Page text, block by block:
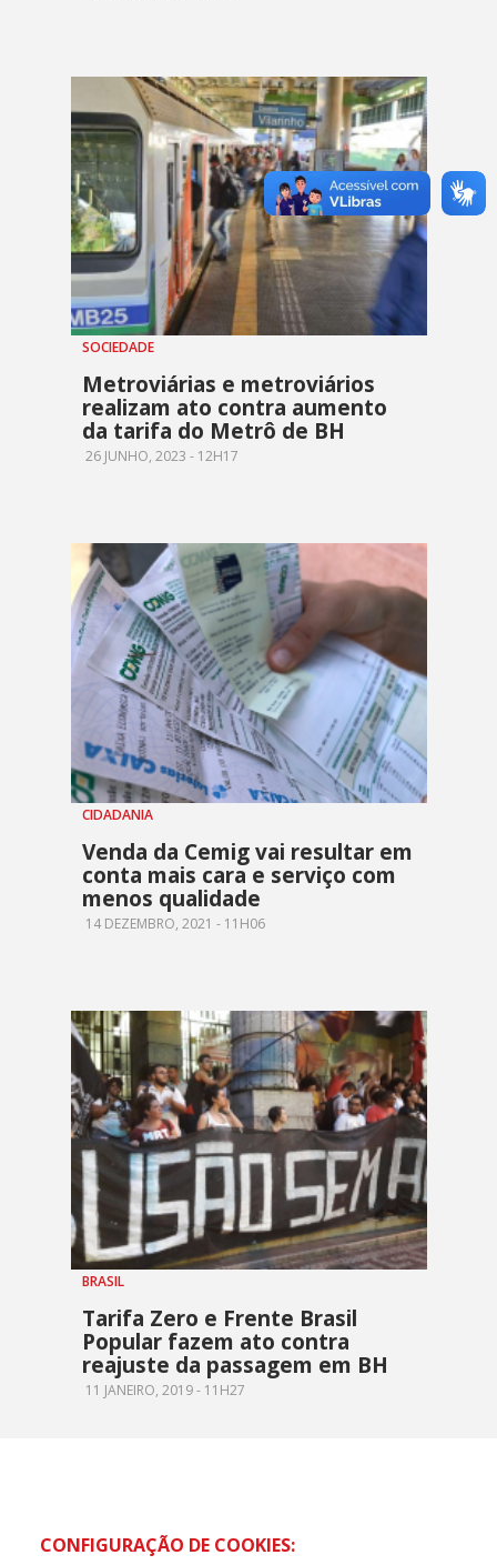
SOCIEDADE
Metroviárias e metroviários
realizam ato contra aumento
da tarifa do Metrô de BH
26 JUNHO, 2023 - 12H17
CIDADANIA
Venda da Cemig vai resultar em
conta mais cara e serviço com
menos qualidade
14 DEZEMBRO, 2021 - 11H06
BRASIL
Tarifa Zero e Frente Brasil
Popular fazem ato contra
reajuste da passagem em BH
11 JANEIRO, 2019 - 11H27
CONFIGURAÇÃO DE COOKIES: